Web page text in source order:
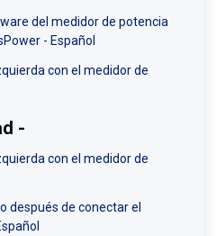
del medidor de potencia
con la aplicación StagesPower - Español
con el medidor de
-
con el medidor de
después de conectar el